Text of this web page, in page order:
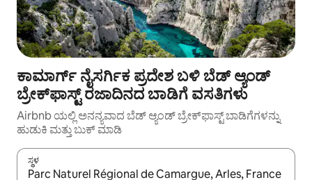
ಕಾಮಾರ್ಗ್ ನೈಸರ್ಗಿಕ ಪ್ರದೇಶ ಬಳಿ ಬೆಡ್ ಆ್ಯಂಡ್
ಬ್ರೇಕ್‌ಫಾಸ್ಟ್‌ ರಜಾದಿನದ ಬಾಡಿಗೆ ವಸತಿಗಳು
Airbnb ಯಲ್ಲಿ ಅನನ್ಯವಾದ ಬೆಡ್ ಆ್ಯಂಡ್ ಬ್ರೇಕ್‌ಫಾಸ್ಟ್ ಬಾಡಿಗೆಗಳನ್ನು
ಹುಡುಕಿ ಮತ್ತು ಬುಕ್ ಮಾಡಿ
ಸ್ಥಳ
ಫಲಿತಾಂಶಗಳು ಲಭ್ಯವಿರುವಾಗ, ಅಪ್ ಮತ್ತು ಡೌನ್ ಬಾಣದ ಕೀಲಿಗಳೊಂದಿಗೆ